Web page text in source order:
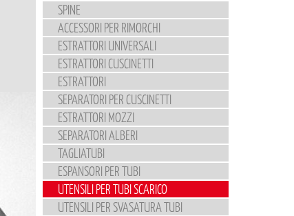
SPINE
ACCESSORI PER RIMORCHI
ESTRATTORI UNIVERSALI
ESTRATTORI CUSCINETTI
ESTRATTORI
SEPARATORI PER CUSCINETTI
ESTRATTORI MOZZI
SEPARATORI ALBERI
TAGLIATUBI
ESPANSORI PER TUBI
UTENSILI PER TUBI SCARICO
UTENSILI PER SVASATURA TUBI